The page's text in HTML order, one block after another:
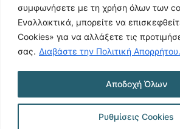
συμφωνήσετε με τη χρήση όλων των
Εναλλακτικά, μπορείτε να
Cookies» για να αλλάξετε τις
σας. Διαβάστε την Πολιτική Απορρήτου.
Ρυθμίσεις Cookies
Αποδοχή Όλων
ΑΚΟΛΟΥΘΗΣΕ
Όροι Χρήσης
Κατασκευή Ιστοσελίδας |